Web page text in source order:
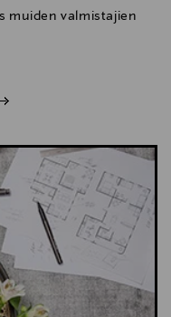
muiden valmistajien